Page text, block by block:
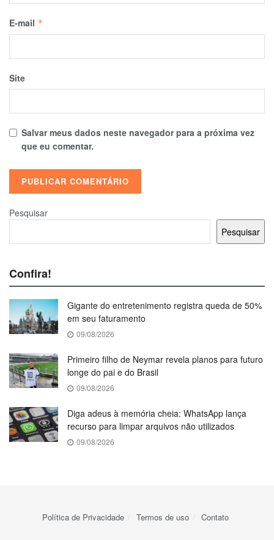
E-mail *
Site
Salvar meus dados neste navegador para a próxima vez
que eu comentar.
Pesquisar
Pesquisar
Confira!
Gigante do entretenimento registra queda de 50%
em seu faturamento
09/08/2026
Primeiro filho de Neymar revela planos para futuro
longe do pai e do Brasil
09/08/2026
Diga adeus à memória cheia: WhatsApp lança
recurso para limpar arquivos não utilizados
09/08/2026
Política de Privacidade Termos de uso Contato